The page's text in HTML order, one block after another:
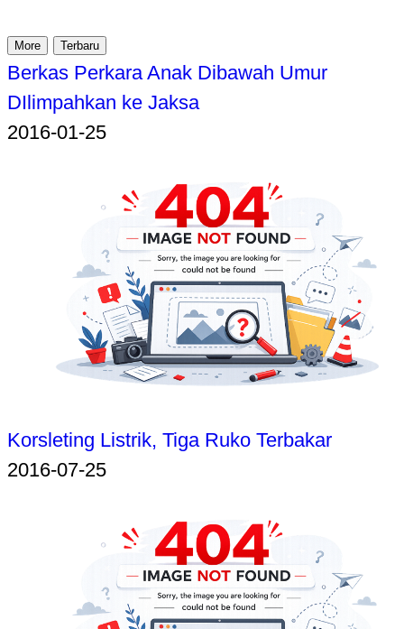
More Terbaru
Berkas Perkara Anak Dibawah Umur
DIlimpahkan ke Jaksa
2016-01-25
Korsleting Listrik, Tiga Ruko Terbakar
2016-07-25